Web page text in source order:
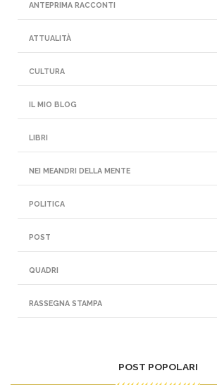
ANTEPRIMA RACCONTI
ATTUALITÀ
CULTURA
IL MIO BLOG
LIBRI
NEI MEANDRI DELLA MENTE
POLITICA
POST
QUADRI
RASSEGNA STAMPA
POST POPOLARI